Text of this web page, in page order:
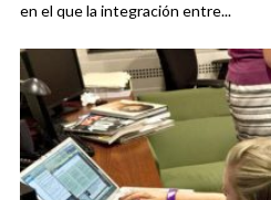
en el que la integración entre...